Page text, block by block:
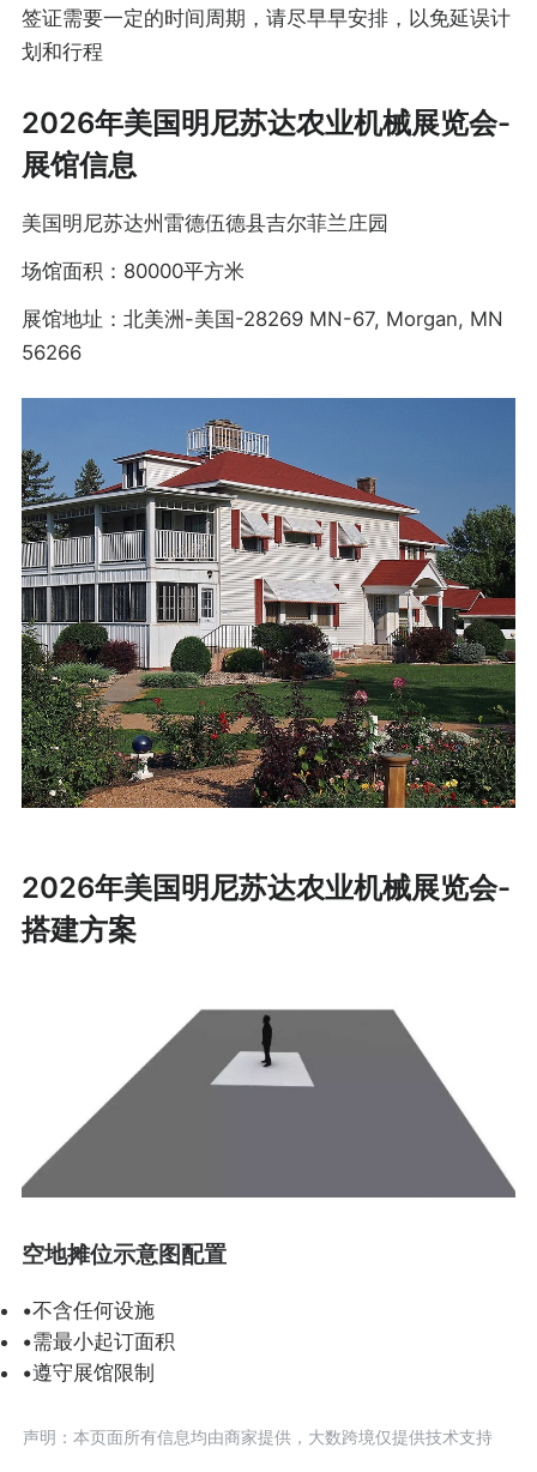
签证需要一定的时间周期，请尽早早安排，以免延误计
划和行程
2026年美国明尼苏达农业机械展览会-
展馆信息
美国明尼苏达州雷德伍德县吉尔菲兰庄园
场馆面积：80000平方米
展馆地址：北美洲-美国-28269 MN-67, Morgan, MN
56266
2026年美国明尼苏达农业机械展览会-
搭建方案
空地摊位示意图配置
•不含任何设施
•需最小起订面积
•遵守展馆限制
声明：本页面所有信息均由商家提供，大数跨境仅提供技术支持